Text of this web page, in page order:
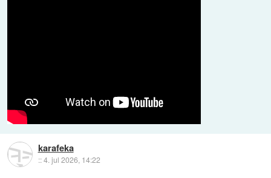
karafeka
::4. jul 2026, 14:22